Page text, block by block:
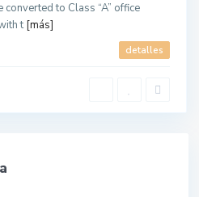
to Class “A” office
t [más]
detalles